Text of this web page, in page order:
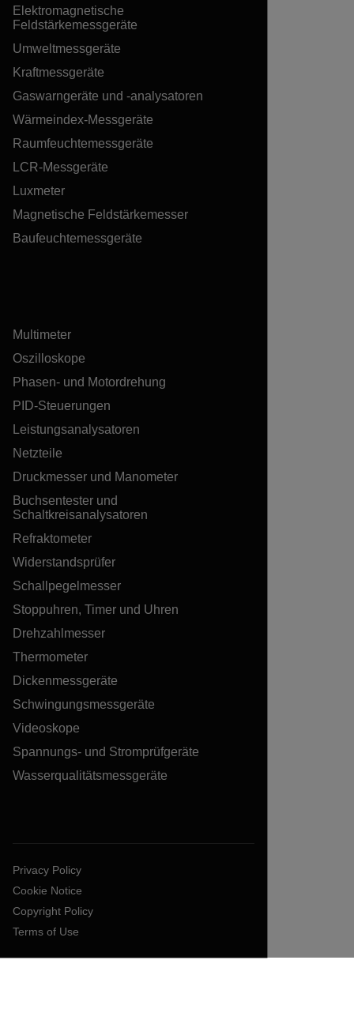
Elektromagnetische
Feldstärkemessgeräte
Umweltmessgeräte
Kraftmessgeräte
Gaswarngeräte und -analysatoren
Wärmeindex-Messgeräte
Raumfeuchtemessgeräte
LCR-Messgeräte
Luxmeter
Magnetische Feldstärkemesser
Baufeuchtemessgeräte
Multimeter
Oszilloskope
Phasen- und Motordrehung
PID-Steuerungen
Leistungsanalysatoren
Netzteile
Druckmesser und Manometer
Buchsentester und
Schaltkreisanalysatoren
Refraktometer
Widerstandsprüfer
Schallpegelmesser
Stoppuhren, Timer und Uhren
Drehzahlmesser
Thermometer
Dickenmessgeräte
Schwingungsmessgeräte
Videoskope
Spannungs- und Stromprüfgeräte
Wasserqualitätsmessgeräte
Privacy Policy
Cookie Notice
Copyright Policy
Terms of Use